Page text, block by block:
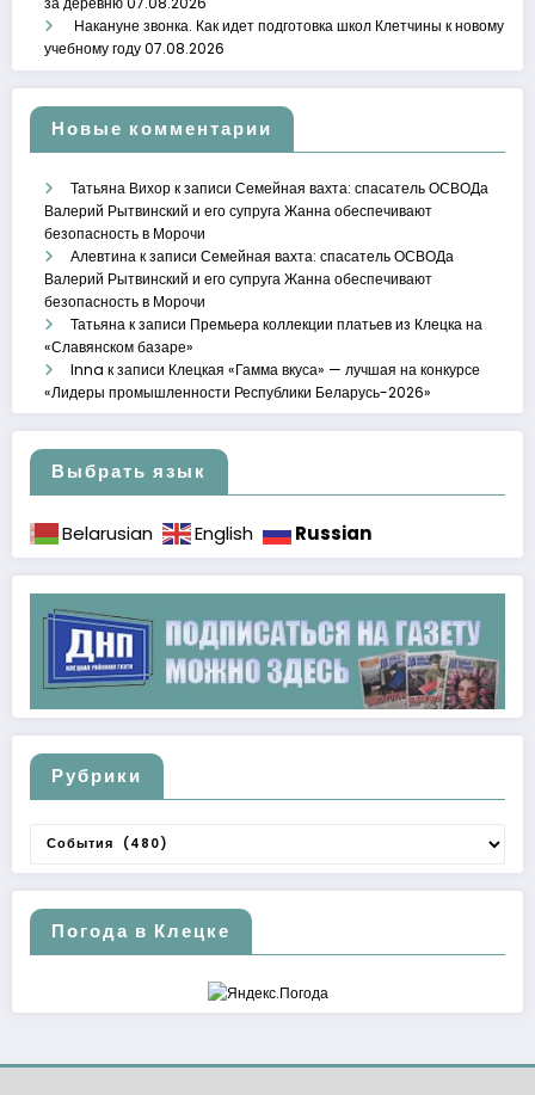
Накануне звонка. Как идет подготовка школ Клетчины к новому
учебному году07.08.2026
Новые комментарии
Татьяна Вихорк записи Семейная вахта: спасатель ОСВОДа
Валерий Рытвинский и его супруга Жанна обеспечивают
безопасность в Морочи
Алевтинак записи Семейная вахта: спасатель ОСВОДа
Валерий Рытвинский и его супруга Жанна обеспечивают
безопасность в Морочи
Татьянак записи Премьера коллекции платьев из Клецка на
«Славянском базаре»
Inna к записи Клецкая «Гамма вкуса» — лучшая на конкурсе
«Лидеры промышленности Республики Беларусь-2026»
Выбрать язык
Belarusian English Russian
Рубрики
Рубрики
Погода в Клецке